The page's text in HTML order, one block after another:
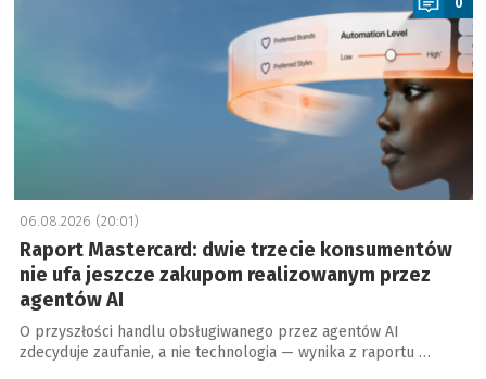
06.08.2026 (20:01)
Raport Mastercard: dwie trzecie konsumentów
nie ufa jeszcze zakupom realizowanym przez
agentów AI
O przyszłości handlu obsługiwanego przez agentów AI
zdecyduje zaufanie, a nie technologia — wynika z raportu …